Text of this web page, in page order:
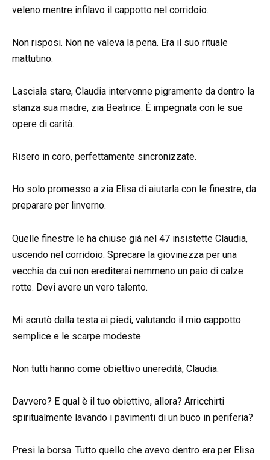
veleno mentre infilavo il cappotto nel corridoio.
Non risposi. Non ne valeva la pena. Era il suo rituale
mattutino.
Lasciala stare, Claudia intervenne pigramente da dentro la
stanza sua madre, zia Beatrice. È impegnata con le sue
opere di carità.
Risero in coro, perfettamente sincronizzate.
Ho solo promesso a zia Elisa di aiutarla con le finestre, da
preparare per linverno.
Quelle finestre le ha chiuse già nel 47 insistette Claudia,
uscendo nel corridoio. Sprecare la giovinezza per una
vecchia da cui non erediterai nemmeno un paio di calze
rotte. Devi avere un vero talento.
Mi scrutò dalla testa ai piedi, valutando il mio cappotto
semplice e le scarpe modeste.
Non tutti hanno come obiettivo uneredità, Claudia.
Davvero? E qual è il tuo obiettivo, allora? Arricchirti
spiritualmente lavando i pavimenti di un buco in periferia?
Presi la borsa. Tutto quello che avevo dentro era per Elisa